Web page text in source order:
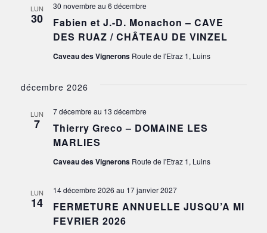
LUN
30
Fabien et J.-D. Monachon – CAVE
DES RUAZ / CHÂTEAU DE VINZEL
30 novembre au 6 décembre
Caveau des Vignerons Route de l'Etraz 1, Luins
décembre 2026
LUN
7
Thierry Greco – DOMAINE LES
MARLIES
7 décembre au 13 décembre
Caveau des Vignerons Route de l'Etraz 1, Luins
LUN
14
FERMETURE ANNUELLE JUSQU’A MI
FEVRIER 2026
14 décembre 2026 au 17 janvier 2027